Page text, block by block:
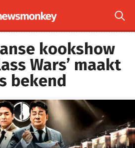

kookshow
Wars’ maakt
bekend